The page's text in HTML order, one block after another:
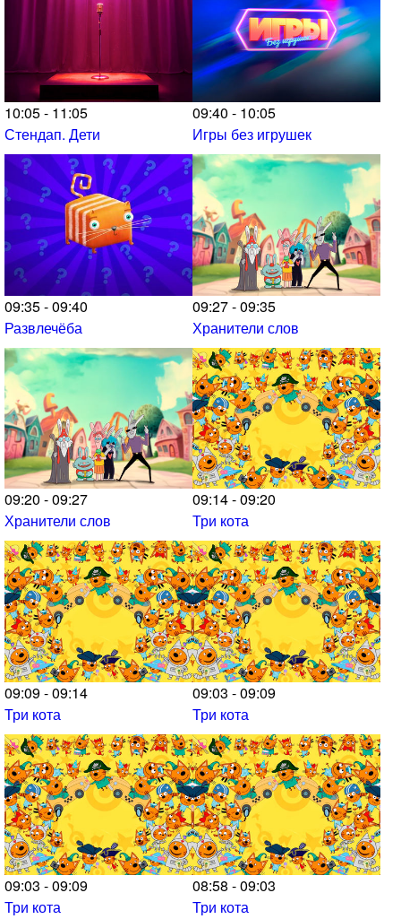
10:05 - 11:05
Стендап. Дети
09:40 - 10:05
Игры без игрушек
09:35 - 09:40
Развлечёба
09:27 - 09:35
Хранители слов
09:20 - 09:27
Хранители слов
09:14 - 09:20
Три кота
09:09 - 09:14
Три кота
09:03 - 09:09
Три кота
09:03 - 09:09
Три кота
08:58 - 09:03
Три кота